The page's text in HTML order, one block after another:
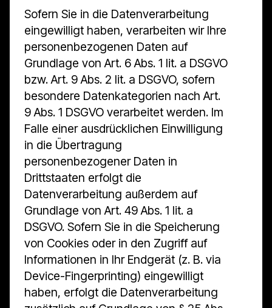
Sofern Sie in die Datenverarbeitung
eingewilligt haben, verarbeiten wir Ihre
personenbezogenen Daten auf
Grundlage von Art. 6 Abs. 1 lit. a DSGVO
bzw. Art. 9 Abs. 2 lit. a DSGVO, sofern
besondere Datenkategorien nach Art.
9 Abs. 1 DSGVO verarbeitet werden. Im
Falle einer ausdrücklichen Einwilligung
in die Übertragung
personenbezogener Daten in
Drittstaaten erfolgt die
Datenverarbeitung außerdem auf
Grundlage von Art. 49 Abs. 1 lit. a
DSGVO. Sofern Sie in die Speicherung
von Cookies oder in den Zugriff auf
Informationen in Ihr Endgerät (z. B. via
Device-Fingerprinting) eingewilligt
haben, erfolgt die Datenverarbeitung